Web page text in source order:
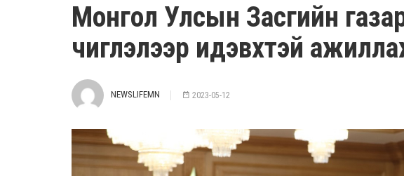
Монгол Улсын Засгийн
чиглэлээр идэвхтэй
NEWSLIFEMN 2023-05-12